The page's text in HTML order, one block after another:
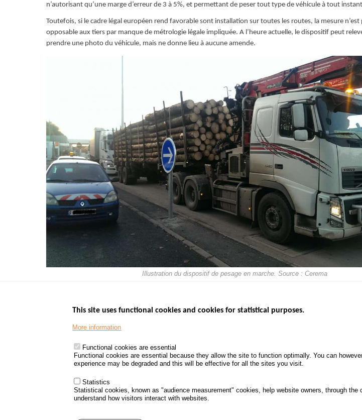
n’autorisant qu’une marge d’erreur de 3 à 5%, et permettant de peser tout type de véhicule à tout
Toutefois, si le cadre légal européen rend favorable sont installation sur toutes les routes, la mesure n’est
opposable aux tiers par manque de métrologie légale impliquée. A l’heure actuelle, le dispositif peut
prendre une photo du véhicule, mais ne donne lieu à aucune amende.
Illustration du dispositif de pesage en marche. Source : Cerema
www.data.gouv.fr
www.gouvernement.gouv.fr
www.legifrance.gouv.fr
Road Safety Annual
Road traffic violations
DATA FROM ROAD
This site uses functional cookies and cookies for statistical purposes.
More information
Functional cookies are essential
Functional cookies are essential because they allow the site to function optimally. You can
experience may be degraded and this will be effective for all the sites you visit.
Statistics
Statistical cookies, known as "audience measurement" cookies, help website owners, through
understand how visitors interact with websites.